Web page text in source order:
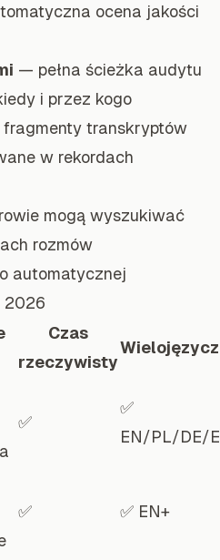
ocena jakości
— pełna ścieżka audytu
i przez kogo
transkryptów
w rekordach
mogą wyszukiwać
rozmów
automatycznej
2026
Czas
rzeczywisty
✅
✅
EN/PL/DE/
✅ ✅ EN+